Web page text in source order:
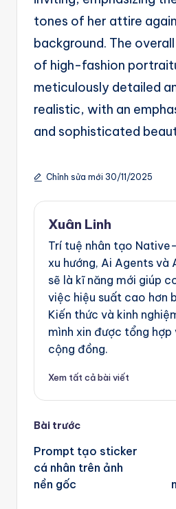
tones of her attire
background. The
of high-fashion
meticulously detailed
realistic, with an
and sophisticated
Chỉnh sửa mới 30/11/2025
Xuân Linh
Trí tuệ nhân tạo
xu hướng, Ai Agents và
sẽ là kĩ năng mới giúp
việc hiệu suất cao hơn
Kiến thức và kinh
mình xin được tổng hợp
cộng đồng.
Xem tất cả bài viết
Post
navigation
Bài trước
Prompt tạo sticker
cá nhân trên ảnh
nền gốc